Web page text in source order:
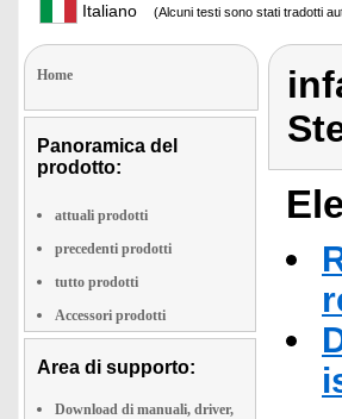
Italiano (Alcuni testi sono stati tradotti
Home
Panoramica del
prodotto:
attuali prodotti
precedenti prodotti
tutto prodotti
Accessori prodotti
Area di supporto:
Download di manuali, driver,